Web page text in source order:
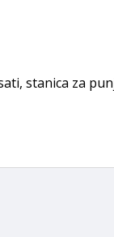
stanica za